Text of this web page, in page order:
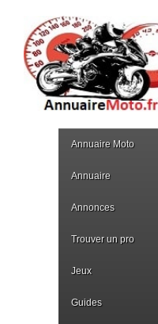
Annuaire Moto
Annuaire
Annonces
Trouver un pro
Jeux
Guides